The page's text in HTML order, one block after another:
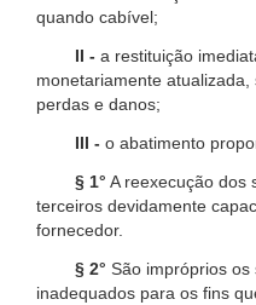
quando cabível;
II - a restituição
monetariamente
perdas e danos;
III - o abatimento
§ 1° A reexecução dos
terceiros devidamente
fornecedor.
§ 2° São impróprios os
inadequados para os fins